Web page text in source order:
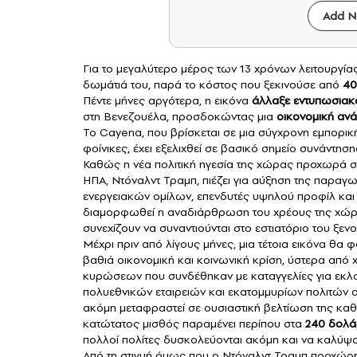
Add
Για το μεγαλύτερο μέρος των 13 χρόνων
δωμάτιά του, παρά το κόστος που ξεκινούσε από
Πέντε μήνες αργότερα, η εικόνα άλλαξε
στη Βενεζουέλα, προσδοκώντας μια οικονομική
Το Cayena, που βρίσκεται σε μια σύγχρονη
φοίνικες, έχει εξελιχθεί σε βασικό σημείο
Καθώς η νέα πολιτική ηγεσία της χώρας προχωρά
ΗΠΑ, Ντόναλντ Τραμπ, πιέζει για αύξηση της
ενεργειακών ομίλων, επενδυτές υψηλού προφίλ
διαμορφωθεί η αναδιάρθρωση του χρέους της
συνεχίζουν να συναντιούνται στο εστιατόριο του
Μέχρι πριν από λίγους μήνες, μια τέτοια εικόνα θα
βαθιά οικονομική και κοινωνική κρίση, ύστερα
κυρώσεων που συνδέθηκαν με καταγγελίες για
πολυεθνικών εταιρειών και εκατομμυρίων πολιτών
ακόμη μεταφραστεί σε ουσιαστική βελτίωση της
κατώτατος μισθός παραμένει περίπου στα 240
πολλοί πολίτες δυσκολεύονται ακόμη και να